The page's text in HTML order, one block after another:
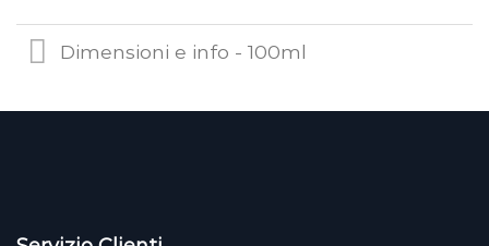
Dimensioni e info - 100ml